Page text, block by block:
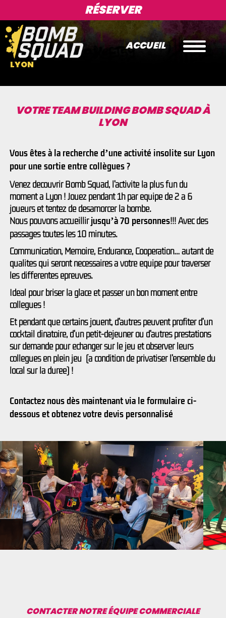
RÉSERVER
LYON
ACCUEIL
VOTRE TEAM BUILDING BOMB SQUAD À
LYON
Vous êtes à la recherche d’une activité insolite sur Lyon
pour une sortie entre collègues ?
Venez découvrir Bomb Squad, l’activité la plus fun du
moment à Lyon ! Jouez pendant 1h par équipe de 2 à 6
joueurs et tentez de désamorcer la bombe.
Nous pouvons accueillirjusqu’à 70 personnes!!! Avec des
passages toutes les 10 minutes.
Communication, Mémoire, Endurance, Coopération… autant de
qualités qui seront nécessaires à votre équipe pour traverser
les différentes épreuves.
Idéal pour briser la glace et passer un bon moment entre
collègues !
Et pendant que certains jouent, d’autres peuvent profiter d’un
cocktail dinatoire, d’un petit-déjeuner ou d’autres prestations
sur demande pour échanger sur le jeu et observer leurs
collègues en plein jeu (à condition de privatiser l’ensemble du
local sur la durée) !
Contactez nous dès maintenant via le formulaire ci-
dessous et obtenez votre devis personnalisé
CONTACTER NOTRE ÉQUIPE COMMERCIALE